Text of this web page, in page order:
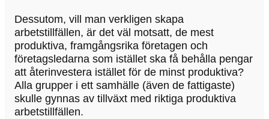
Dessutom, vill man verkligen skapa
arbetstillfällen, är det väl motsatt, de mest
produktiva, framgångsrika företagen och
företagsledarna som istället ska få behålla pengar
att återinvestera istället för de minst produktiva?
Alla grupper i ett samhälle (även de fattigaste)
skulle gynnas av tillväxt med riktiga produktiva
arbetstillfällen.